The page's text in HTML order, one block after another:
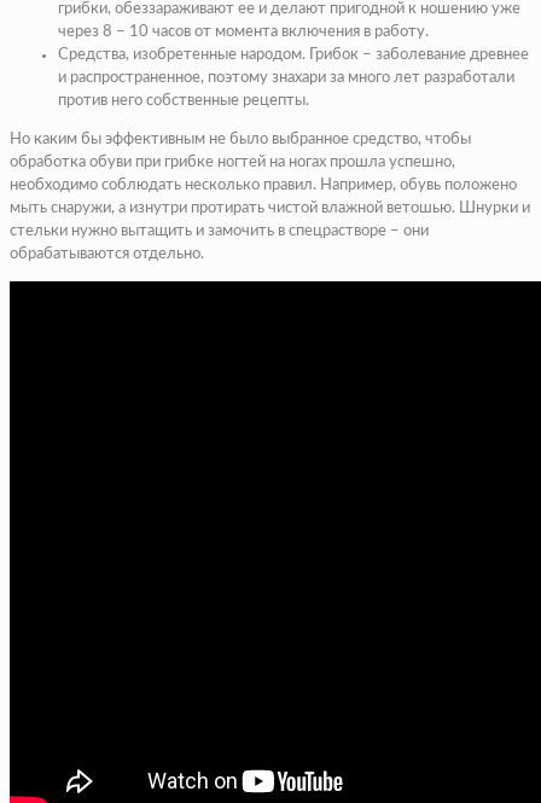
грибки, обеззараживают ее и делают пригодной к ношению уже
через 8 – 10 часов от момента включения в работу.
Средства, изобретенные народом. Грибок – заболевание древнее
и распространенное, поэтому знахари за много лет разработали
против него собственные рецепты.
Но каким бы эффективным не было выбранное средство, чтобы
обработка обуви при грибке ногтей на ногах прошла успешно,
необходимо соблюдать несколько правил. Например, обувь положено
мыть снаружи, а изнутри протирать чистой влажной ветошью. Шнурки и
стельки нужно вытащить и замочить в спецрастворе – они
обрабатываются отдельно.